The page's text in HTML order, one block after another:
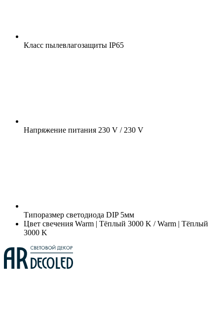
Класс пылевлагозащиты IP65
Напряжение питания 230 V / 230 V
Типоразмер светодиода DIP 5мм
Цвет свечения Warm | Тёплый 3000 K / Warm | Тёплый
3000 K